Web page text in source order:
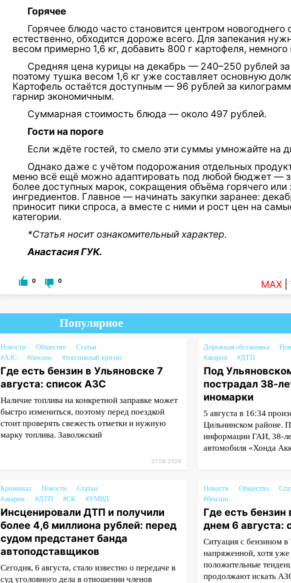
Горячее
Горячее блюдо часто становится центром новогоднего
естественно, обходится дороже всего. Для запекания
весом примерно 1,6 кг, добавить 800 г картофеля,
Средняя цена курицы на декабрь — 240–250 рублей
поэтому тушка весом 1,6 кг уже составляет основную
Картофель остаётся доступным — 96 рублей за
гарнир экономичным.
Суммарная стоимость блюда — около 497 рублей.
Гости на пороге
Если ждёте гостей, то смело эти суммы умножайте на
Однако даже с учётом подорожания отдельных
меню всё ещё можно адаптировать под любой бюджет —
более доступных марок, сокращения объёма горячего или
ингредиентов. Главное — начинать закупки заранее:
приносит пики спроса, а вместе с ними и рост цен на
категории.
*Статья носит ознакомительный характер.
Анастасия ГУК.
0 0 MAX
Популярное
Новости Общество
Статьи
#АЗС
#бензин #топливный кризис
Где есть бензин в Ульяновске 7
августа: список АЗС
Наличие топлива на конкретной заправке может
быстро измениться, поэтому перед поездкой
стоит проверять свежесть отметки и нужную
марку топлива. Заволжский
07.08.2026
Дорожная обстановка
#авария
#ДТП
Под
пострадал 38-
иномарки
5 августа в 16:34
Цильнинском районе.
информации ГАИ, 38-
автомобиля «Хонда
Криминал Новости
Статьи
#аварии
#ДТП #СК #УМВД
Инсценировали ДТП и получили
более 4,6 миллиона рублей: перед
судом предстанет банда
автоподставщиков
Сегодня, 6 августа, стало известно о передаче в
суд уголовного дела в отношении членов
Новости Общество
#бензин
Где есть бензин
днем 6 августа:
Ситуация с бензином в
напряженной, хотя уже
положительные
продолжают искать